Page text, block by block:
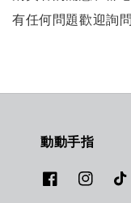
有任何問題歡迎詢
動動手指